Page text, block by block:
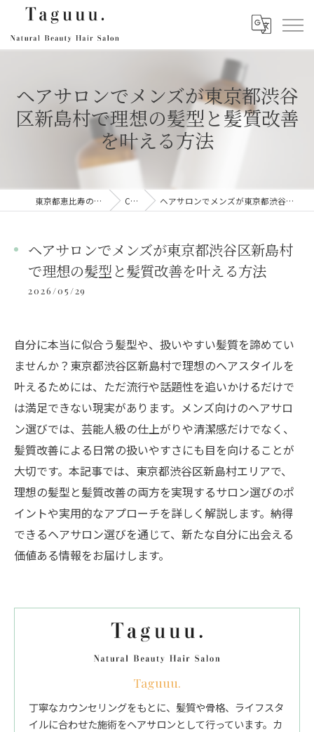
ヘアサロンでメンズが東京都渋谷
区新島村で理想の髪型と髪質改善
を叶える方法
東京都恵比寿のヘアサロンならTaguuu. Column ヘアサロンでメンズが東京都渋谷区新島村で理想の髪型と髪質改善を叶える方法
ヘアサロンでメンズが東京都渋谷区新島村
で理想の髪型と髪質改善を叶える方法
2026/05/29
自分に本当に似合う髪型や、扱いやすい髪質を諦めてい
ませんか？東京都渋谷区新島村で理想のヘアスタイルを
叶えるためには、ただ流行や話題性を追いかけるだけで
は満足できない現実があります。メンズ向けのヘアサロ
ン選びでは、芸能人級の仕上がりや清潔感だけでなく、
髪質改善による日常の扱いやすさにも目を向けることが
大切です。本記事では、東京都渋谷区新島村エリアで、
理想の髪型と髪質改善の両方を実現するサロン選びのポ
イントや実用的なアプローチを詳しく解説します。納得
できるヘアサロン選びを通じて、新たな自分に出会える
価値ある情報をお届けします。
Taguuu.
丁寧なカウンセリングをもとに、髪質や骨格、ライフスタ
イルに合わせた施術をヘアサロンとして行っています。カ